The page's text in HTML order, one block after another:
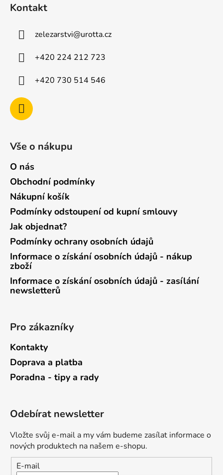
Kontakt
zelezarstvi@urotta.cz
+420 224 212 723
+420 730 514 546
Vše o nákupu
O nás
Obchodní podmínky
Nákupní košík
Podmínky odstoupení od kupní smlouvy
Jak objednat?
Podmínky ochrany osobních údajů
Informace o získání osobních údajů - nákup
zboží
Informace o získání osobních údajů - zasílání
newsletterů
Pro zákazníky
Kontakty
Doprava a platba
Poradna - tipy a rady
Odebírat newsletter
Vložte svůj e-mail a my vám budeme zasílat informace o
nových produktech na našem e-shopu.
E-mail